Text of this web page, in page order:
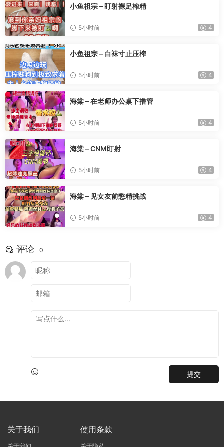
小鱼祖宗 – 盯射裸足榨精
5小时前 4
小鱼祖宗 – 白袜寸止压榨
5小时前 4
海棠 – 在老师办公桌下撸管
5小时前 4
海棠 – CNM盯射
5小时前 4
海棠 – 见女友前憋精挑战
5小时前 4
评论 0
提交
关于我们 使用条款